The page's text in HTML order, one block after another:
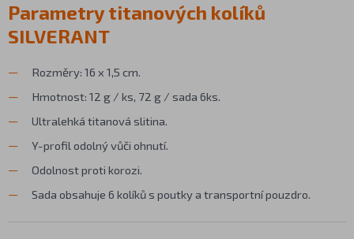
Parametry titanových kolíků
SILVERANT
Rozměry: 16 x 1,5 cm.
Hmotnost: 12 g / ks, 72 g / sada 6ks.
Ultralehká titanová slitina.
Y-profil odolný vůči ohnutí.
Odolnost proti korozi.
Sada obsahuje 6 kolíků s poutky a transportní pouzdro.